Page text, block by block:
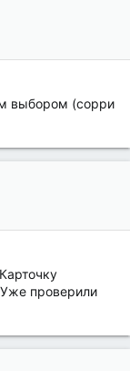
выбором (сорри
проверили